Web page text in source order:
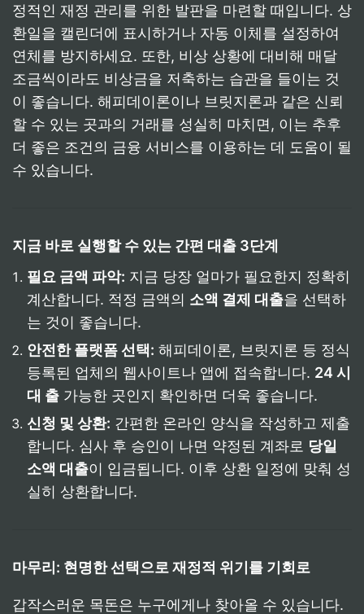
정적인 재정 관리를 위한 발판을 마련할 때입니다. 상
환일을 캘린더에 표시하거나 자동 이체를 설정하여
연체를 방지하세요. 또한, 비상 상황에 대비해 매달
조금씩이라도 비상금을 저축하는 습관을 들이는 것
이 좋습니다. 해피데이론이나 브릿지론과 같은 신뢰
할 수 있는 곳과의 거래를 성실히 마치면, 이는 추후
더 좋은 조건의 금융 서비스를 이용하는 데 도움이 될
수 있습니다.
지금 바로 실행할 수 있는 간편 대출 3단계
필요 금액 파악: 지금 당장 얼마가 필요한지 정확히
계산합니다. 적정 금액의 소액 결제 대출을 선택하
는 것이 좋습니다.
안전한 플랫폼 선택: 해피데이론, 브릿지론 등 정식
등록된 업체의 웹사이트나 앱에 접속합니다. 24 시
대 출 가능한 곳인지 확인하면 더욱 좋습니다.
신청 및 상환: 간편한 온라인 양식을 작성하고 제출
합니다. 심사 후 승인이 나면 약정된 계좌로 당일
소액 대출이 입금됩니다. 이후 상환 일정에 맞춰 성
실히 상환합니다.
마무리: 현명한 선택으로 재정적 위기를 기회로
갑작스러운 목돈은 누구에게나 찾아올 수 있습니다.